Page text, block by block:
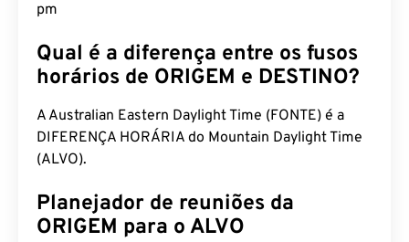
pm
Qual é a diferença entre os fusos
horários de ORIGEM e DESTINO?
A Australian Eastern Daylight Time (FONTE) é a
DIFERENÇA HORÁRIA do Mountain Daylight Time
(ALVO).
Planejador de reuniões da
ORIGEM para o ALVO